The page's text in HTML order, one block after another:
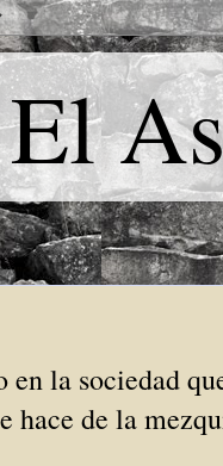
El
la sociedad
hace de la